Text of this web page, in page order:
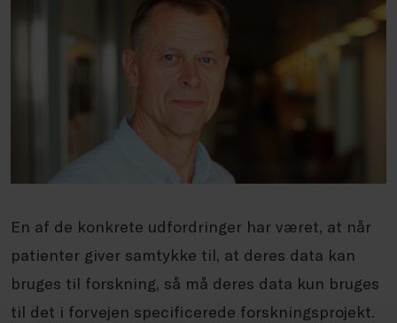
En af de konkrete udfordringer har været, at når
patienter giver samtykke til, at deres data kan
bruges til forskning, så må deres data kun bruges
til det i forvejen specificerede forskningsprojekt.